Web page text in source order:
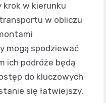
krok w kierunku
w obliczu
mogą spodziewać
ich podróże będą
do kluczowych
się łatwiejszy.